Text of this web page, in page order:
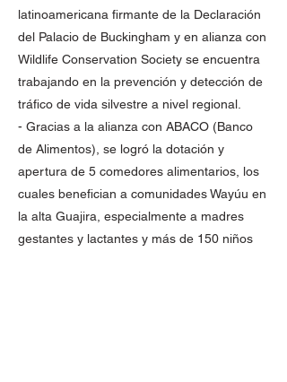
latinoamericana firmante de la Declaración
del Palacio de Buckingham y en alianza con
Wildlife Conservation Society se encuentra
trabajando en la prevención y detección de
tráfico de vida silvestre a nivel regional.
- Gracias a la alianza con ABACO (Banco
de Alimentos), se logró la dotación y
apertura de 5 comedores alimentarios, los
cuales benefician a comunidades Wayúu en
la alta Guajira, especialmente a madres
gestantes y lactantes y más de 150 niños